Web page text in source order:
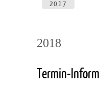
2017
2018
Termin-